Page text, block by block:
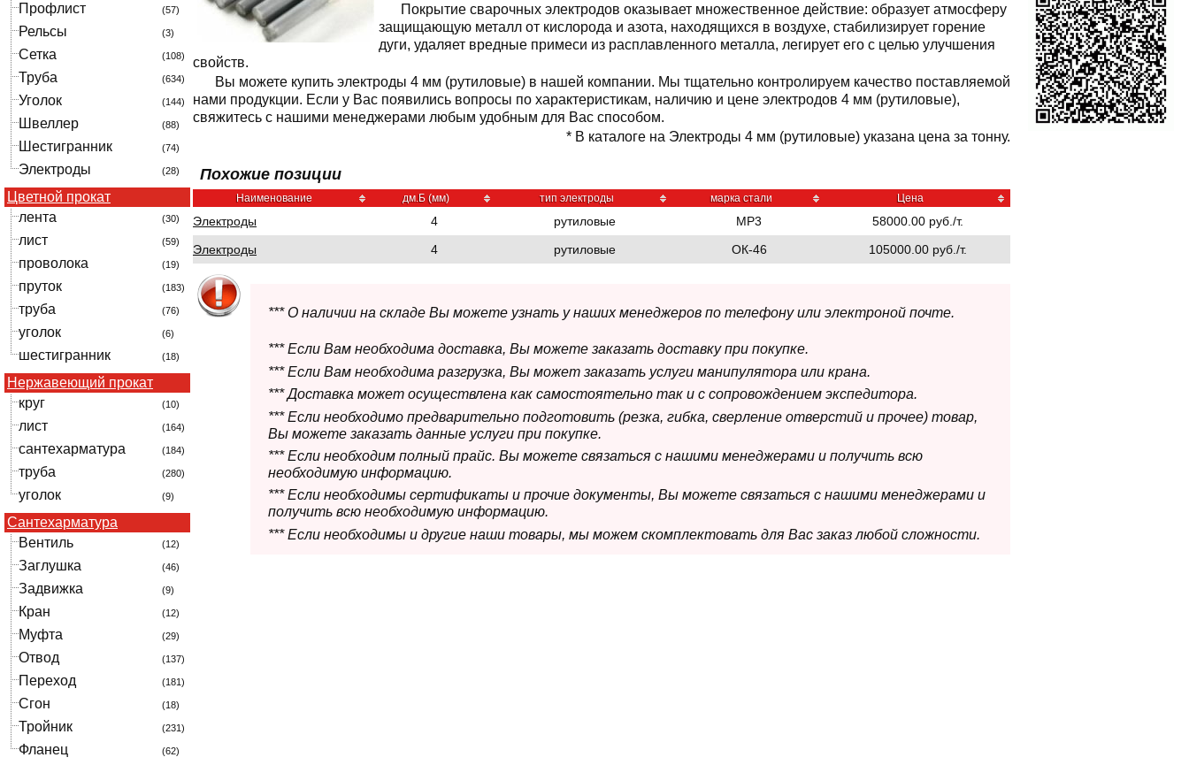
Профлист (57)
Рельсы (3)
Сетка (108)
Труба (634)
Уголок (144)
Швеллер (88)
Шестигранник (74)
Электроды (28)
Цветной прокат
лента
(30)
лист (59)
проволока (19)
пруток (183)
труба (76)
уголок (6)
шестигранник (18)
Нержавеющий прокат
круг
(10)
лист (164)
сантехарматура (184)
труба (280)
уголок (9)
Сантехарматура
Вентиль
(12)
Заглушка (46)
Задвижка (9)
Кран (12)
Муфта (29)
Отвод (137)
Переход (181)
Сгон (18)
Тройник (231)
Фланец (62)
Покрытие сварочных электродов оказывает множественное действие: образует атмосферу
защищающую металл от кислорода и азота, находящихся в воздухе, стабилизирует горение
дуги, удаляет вредные примеси из расплавленного металла, легирует его с целью улучшения
свойств.
Вы можете купить электроды 4 мм (рутиловые) в нашей компании. Мы тщательно контролируем качество поставляемой
нами продукции. Если у Вас появились вопросы по характеристикам, наличию и цене электродов 4 мм (рутиловые),
свяжитесь с нашими менеджерами любым удобным для Вас способом.
* В каталоге на Электроды 4 мм (рутиловые) указана цена за тонну.
Похожие позиции
Наименование дм.Б (мм) тип электроды марка стали Цена
Электроды 4 рутиловые МР3
58000.00 руб./т.
Электроды
4 рутиловые ОК-46 105000.00 руб./т.
*** О наличии на складе Вы можете узнать у наших менеджеров по телефону или электроной почте.
*** Если Вам необходима доставка, Вы можете заказать доставку при покупке.
*** Если Вам необходима разгрузка, Вы может заказать услуги манипулятора или крана.
*** Доставка может осуществлена как самостоятельно так и с сопровождением экспедитора.
*** Если необходимо предварительно подготовить (резка, гибка, сверление отверстий и прочее) товар,
Вы можете заказать данные услуги при покупке.
*** Если необходим полный прайс. Вы можете связаться с нашими менеджерами и получить всю
необходимую информацию.
*** Если необходимы сертификаты и прочие документы, Вы можете связаться с нашими менеджерами и
получить всю необходимую информацию.
*** Если необходимы и другие наши товары, мы можем скомплектовать для Вас заказ любой сложности.